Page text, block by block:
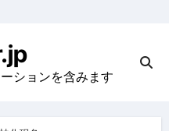
ションを含みます